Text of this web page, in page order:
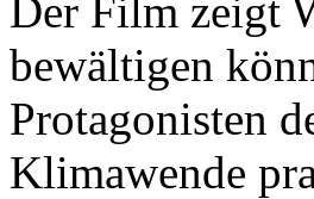
Der Film zeigt
bewältigen
Protagonisten
Klimawende